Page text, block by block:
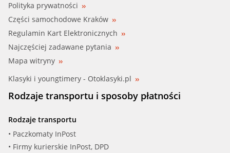
Polityka prywatności
Części samochodowe Kraków
Regulamin Kart Elektronicznych
Najczęściej zadawane pytania
Mapa witryny
Klasyki i youngtimery - Otoklasyki.pl
Rodzaje transportu i sposoby płatności
Rodzaje transportu
• Paczkomaty InPost
• Firmy kurierskie InPost, DPD